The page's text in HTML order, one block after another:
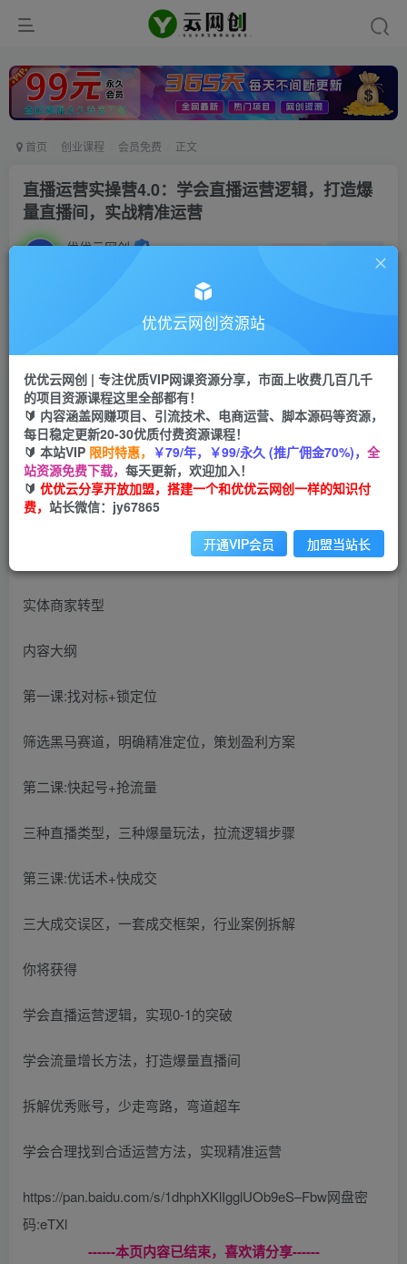
首页 创业课程 会员免费 正文
直播运营实操营4.0：学会直播运营逻辑，打造爆
量直播间，实战精准运营
优优云网创 私信
直播运营实操营4.0：学会直播运营逻辑，打造爆量直播间，
适合人群
电商从业者创业者
实体商家转型
内容大纲
第一课:找对标+锁定位
筛选黑马赛道，明确精准定位，策划盈利方案
第二课:快起号+抢流量
三种直播类型，三种爆量玩法，拉流逻辑步骤
第三课:优话术+快成交
三大成交误区，一套成交框架，行业案例拆解
你将获得
学会直播运营逻辑，实现0-1的突破
学会流量增长方法，打造爆量直播间
拆解优秀账号，少走弯路，弯道超车
学会合理找到合适运营方法，实现精准运营
https://pan.baidu.com/s/1dhphXKlIgglUOb9eS–Fbw网盘密
码:eTXl
------本页内容已结束，喜欢请分享------
优优云网创资源站
优优云网创 | 专注优质VIP网课资源分享，市面上收费几百几千
的项目资源课程这里全部都有！
🔰 内容涵盖网赚项目、引流技术、电商运营、脚本源码等资源，
每日稳定更新20-30优质付费资源课程！
🔰 本站VIP 限时特惠， ￥79/年，￥99/永久 (推广佣金70%)， 全
站资源免费下载， 每天更新，欢迎加入！
🔰 优优云分享开放加盟，搭建一个和优优云网创一样的知识付
费， 站长微信：jy67865
开通VIP会员 加盟当站长